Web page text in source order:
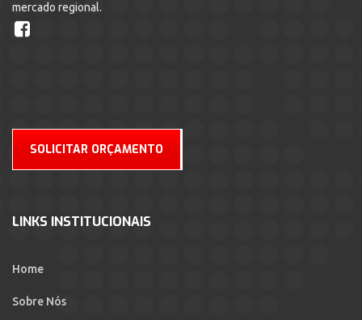
mercado regional.
SOLICITAR ORÇAMENTO
LINKS INSTITUCIONAIS
Home
Sobre Nós